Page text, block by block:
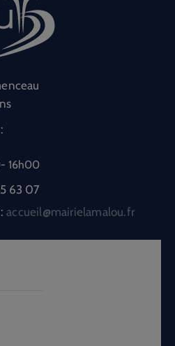
16h00
63 07
:accueil@mairielamalou.fr